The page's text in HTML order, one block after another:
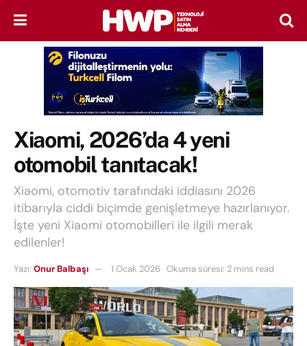
Xiaomi, 2026’da 4 yeni
otomobil tanıtacak!
Xiaomi, otomotiv tarafındaki iddiasını 2026
itibarıyla ciddi biçimde genişletmeye hazırlanıyor.
İşte yeni Xiaomi otomobilleri ile ilgili merak
edilenler!
Yazı: Onur Balbaşı 1 Ocak 2026 Okuma süresi: 2 mins read